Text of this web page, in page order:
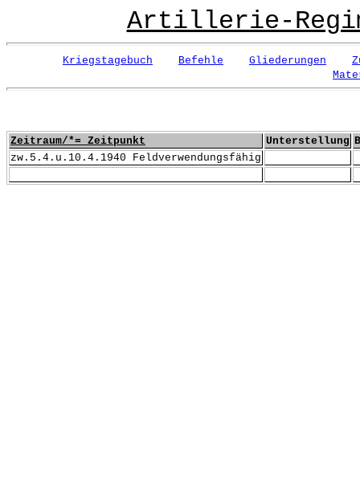
Artillerie-
Kriegstagebuch Befehle Gliederungen
Zeitraum/*= Zeitpunkt Unterstellung
zw.5.4.u.10.4.1940 Feldverwendungsfähig